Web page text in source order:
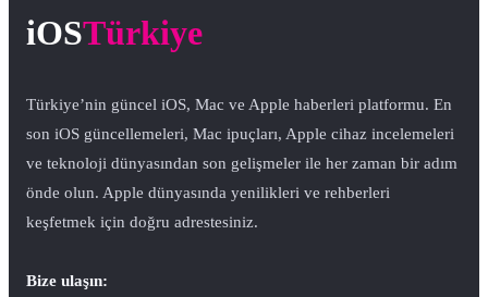
iOSTürkiye
Türkiye’nin güncel iOS, Mac ve Apple haberleri platformu. En
son iOS güncellemeleri, Mac ipuçları, Apple cihaz incelemeleri
ve teknoloji dünyasından son gelişmeler ile her zaman bir adım
önde olun. Apple dünyasında yenilikleri ve rehberleri
keşfetmek için doğru adrestesiniz.
Bize ulaşın: